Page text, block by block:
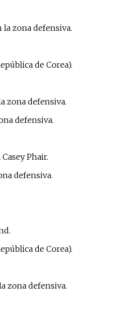
zona defensiva.
de Corea).
zona defensiva.
defensiva.
Phair.
defensiva.
de Corea).
zona defensiva.